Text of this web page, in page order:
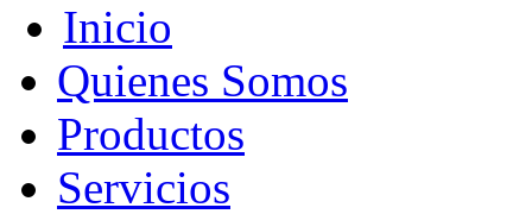
Inicio
Quienes Somos
Productos
Servicios